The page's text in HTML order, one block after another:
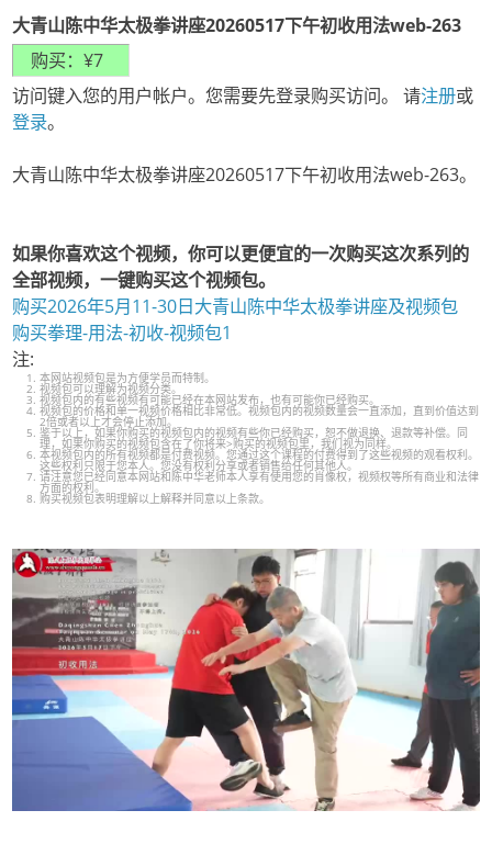
大青山陈中华太极拳讲座20260517下午初收用法web-263
访问键入您的用户帐户。您需要先登录购买访问。 请注册或
登录。
大青山陈中华太极拳讲座20260517下午初收用法web-263。
如果你喜欢这个视频，你可以更便宜的一次购买这次系列的
全部视频，一键购买这个视频包。
购买2026年5月11-30日大青山陈中华太极拳讲座及视频包
购买拳理-用法-初收-视频包1
注:
本网站视频包是为方便学员而特制。
视频包可以理解为视频分类。
视频包内的有些视频有可能已经在本网站发布，也有可能你已经购买。
视频包的价格和单一视频价格相比非常低。视频包内的视频数量会一直添加，直到价值达到
2倍或者以上才会停止添加。
鉴于以上，如果你购买的视频包内的视频有些你已经购买，恕不做退换、退款等补偿。同
理，如果你购买的视频包含在了你将来>购买的视频包里，我们视为同样。
本视频包内的所有视频都是付费视频。您通过这个课程的付费得到了这些视频的观看权利。
这些权利只限于您本人。您没有权利分享或者销售给任何其他人。
请注意您已经同意本网站和陈中华老师本人享有使用您的肖像权，视频权等所有商业和法律
方面的权利。
购买视频包表明理解以上解释并同意以上条款。